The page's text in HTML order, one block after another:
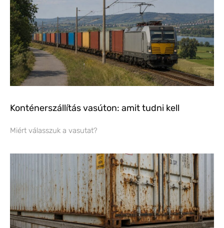
Konténerszállítás vasúton: amit tudni kell
Miért válasszuk a vasutat?